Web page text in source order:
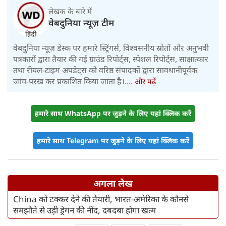
लेखक के बारे में
वेबदुनिया न्यूज़ टीम
वेबदुनिया न्यूज़ डेस्क पर हमारे स्ट्रिंगर्स, विश्वसनीय स्रोतों और अनुभवी
पत्रकारों द्वारा तैयार की गई ग्राउंड रिपोर्ट्स, स्पेशल रिपोर्ट्स, साक्षात्कार
तथा रीयल-टाइम अपडेट्स को वरिष्ठ संपादकों द्वारा सावधानीपूर्वक
जांच-परख कर प्रकाशित किया जाता है।.... और पढ़ें
हमारे साथ WhatsApp पर जुड़ने के लिए यहां क्लिक करें
हमारे साथ Telegram पर जुड़ने के लिए यहां क्लिक करें
अगला लेख
China को टक्कर देने की तैयारी, भारत-अमेरिका के कौनसे
समझौते से उड़ी ड्रेगन की नींद, दबदबा होगा खत्म